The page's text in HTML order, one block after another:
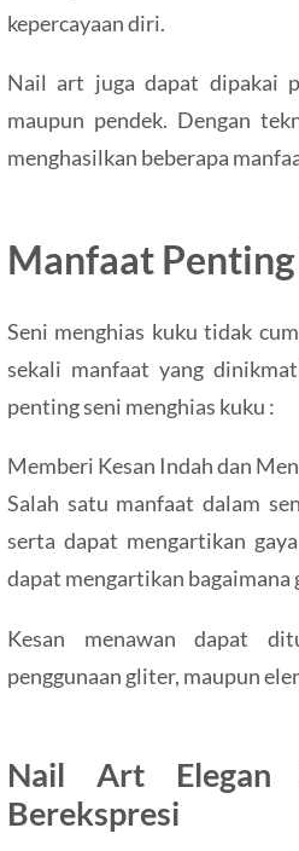
kepercayaan diri.
Nail art juga dapat dipakai
maupun pendek. Dengan
menghasilkan beberapa
Manfaat
Seni menghias kuku tidak
sekali manfaat yang
penting seni menghias kuku :
Memberi Kesan Indah dan
Salah satu manfaat dalam
serta dapat mengartikan
dapat mengartikan bagaimana
Kesan menawan dapat
penggunaan gliter, maupun
Nail Art Elegan
Berekspresi